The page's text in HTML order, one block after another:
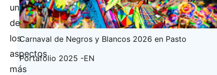
uno
de
los
aspectos
más
Carnaval de Negros y Blancos 2026 en Pasto
Portafolio 2025 -EN